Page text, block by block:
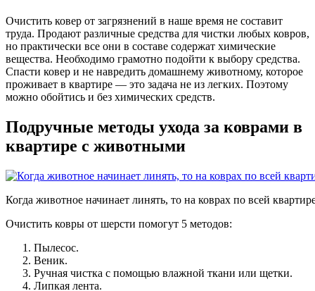
Очистить ковер от загрязнений в наше время не составит
труда. Продают различные средства для чистки любых ковров,
но практически все они в составе содержат химические
вещества. Необходимо грамотно подойти к выбору средства.
Спасти ковер и не навредить домашнему животному, которое
проживает в квартире — это задача не из легких. Поэтому
можно обойтись и без химических средств.
Подручные методы ухода за коврами в
квартире с животными
Когда животное начинает линять, то на коврах по всей
Очистить ковры от шерсти помогут 5 методов:
Пылесос.
Веник.
Ручная чистка с помощью влажной ткани или щетки.
Липкая лента.